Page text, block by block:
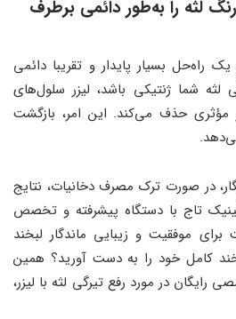
رنگ لثه را به‌طور دائمی برطرف
راه‌حل بسیار پایدار و تقریبا دائمی
شما ژنتیکی باشد، لیزر سلول‌های
مؤثری حذف می‌کند. این امر، بازگشت
در صورت ترک مصرف دخانیات، نتایج
تاج با دستگاه پیشرفته و تخصص
موفقیت و زیبایی ماندگار لبخند
کامل خود را به دست آورید؟ همین
رایگان در مورد رفع تیرگی لثه با لیزر،